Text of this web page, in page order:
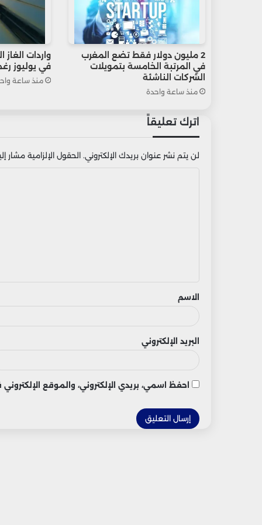
2 مليون دولار فقط تضع المغرب
في المرتبة الخامسة بتمويلات
الشركات الناشئة
منذ ساعة واحدة
في يوليوز
منذ ساعة
اترك تعليقاً
لن يتم نشر عنوان بريدك الإلكتروني. الحقول الإلزامية مشار
ق
الاسم
البريد الإلكتروني
احفظ اسمي، بريدي الإلكتروني، والموقع